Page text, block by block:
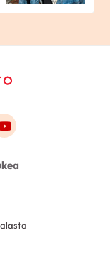
instagram
Link to youtube